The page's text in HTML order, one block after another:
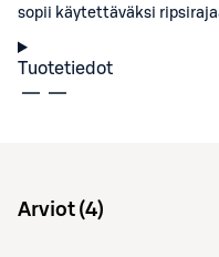
sopii käytettäväksi
Tuotetiedot
Arviot (4)